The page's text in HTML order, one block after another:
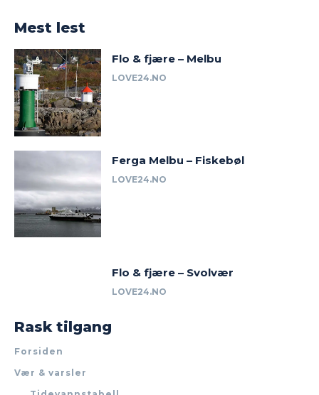
Mest lest
Flo & fjære – Melbu
LOVE24.NO
Ferga Melbu – Fiskebøl
LOVE24.NO
Flo & fjære – Svolvær
LOVE24.NO
Rask tilgang
Forsiden
Vær & varsler